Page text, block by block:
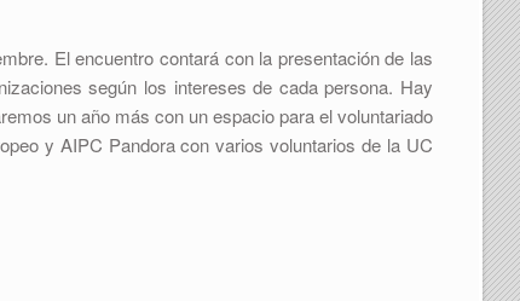
El encuentro contará con la presentación de las
según los intereses de cada persona. Hay
un año más con un espacio para el voluntariado
y AIPC Pandora con varios voluntarios de la UC